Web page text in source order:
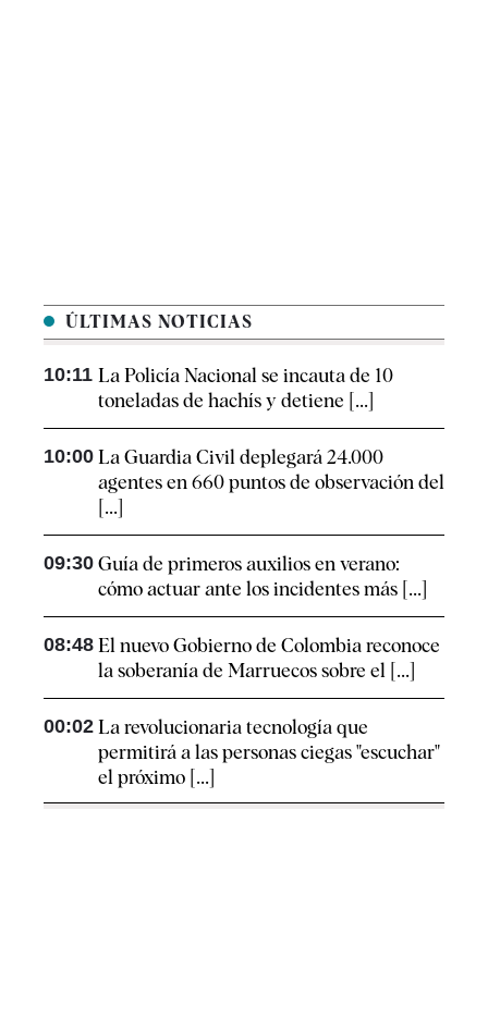
ÚLTIMAS NOTICIAS
10:11 La Policía Nacional se incauta de 10
toneladas de hachís y detiene [...]
10:00 La Guardia Civil deplegará 24.000
agentes en 660 puntos de observación del
[...]
09:30 Guía de primeros auxilios en verano:
cómo actuar ante los incidentes más [...]
08:48 El nuevo Gobierno de Colombia reconoce
la soberanía de Marruecos sobre el [...]
00:02 La revolucionaria tecnología que
permitirá a las personas ciegas "escuchar"
el próximo [...]